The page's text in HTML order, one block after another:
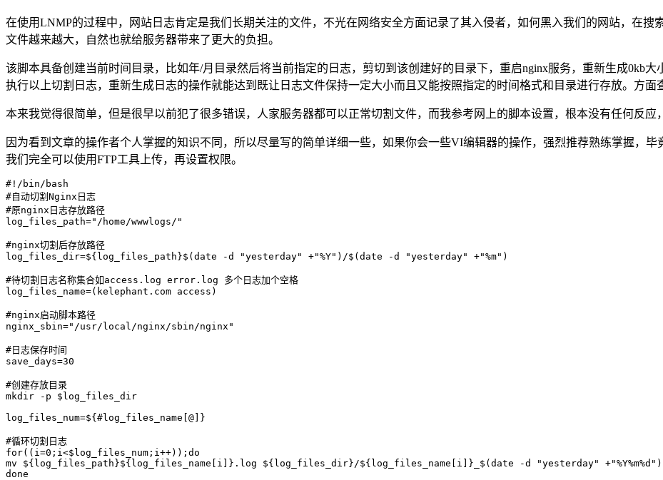
在使用LNMP的过程中，网站日志肯定是我们长期关注的文件，不光在网络安全方面记录了其入侵者，如何黑入我们的网站，在搜
文件越来越大，自然也就给服务器带来了更大的负担。
该脚本具备创建当前时间目录，比如年/月目录然后将当前指定的日志，剪切到该创建好的目录下，重启nginx服务，重新生成0kb
执行以上切割日志，重新生成日志的操作就能达到既让日志文件保持一定大小而且又能按照指定的时间格式和目录进行存放。方面
本来我觉得很简单，但是很早以前犯了很多错误，人家服务器都可以正常切割文件，而我参考网上的脚本设置，根本没有任何反应
因为看到文章的操作者个人掌握的知识不同，所以尽量写的简单详细一些，如果你会一些VI编辑器的操作，强烈推荐熟练掌握，毕
我们完全可以使用FTP工具上传，再设置权限。
#!/bin/bash
#自动切割Nginx日志
#原nginx日志存放路径
log_files_path="/home/wwwlogs/"
#nginx切割后存放路径
log_files_dir=${log_files_path}$(date -d "yesterday" +"%Y")/$(date -d "yesterday" +"%m")
#待切割日志名称集合如access.log error.log 多个日志加个空格
log_files_name=(kelephant.com access)
#nginx启动脚本路径
nginx_sbin="/usr/local/nginx/sbin/nginx"
#日志保存时间
save_days=30
#创建存放目录
mkdir -p $log_files_dir
log_files_num=${#log_files_name[@]}
#循环切割日志
for((i=0;i<$log_files_num;i++));do
mv ${log_files_path}${log_files_name[i]}.log ${log_files_dir}/${log_files_name[i]}_$(date -d "yesterday"
done